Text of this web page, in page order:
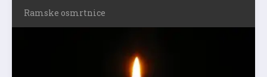
Ramske osmrtnice